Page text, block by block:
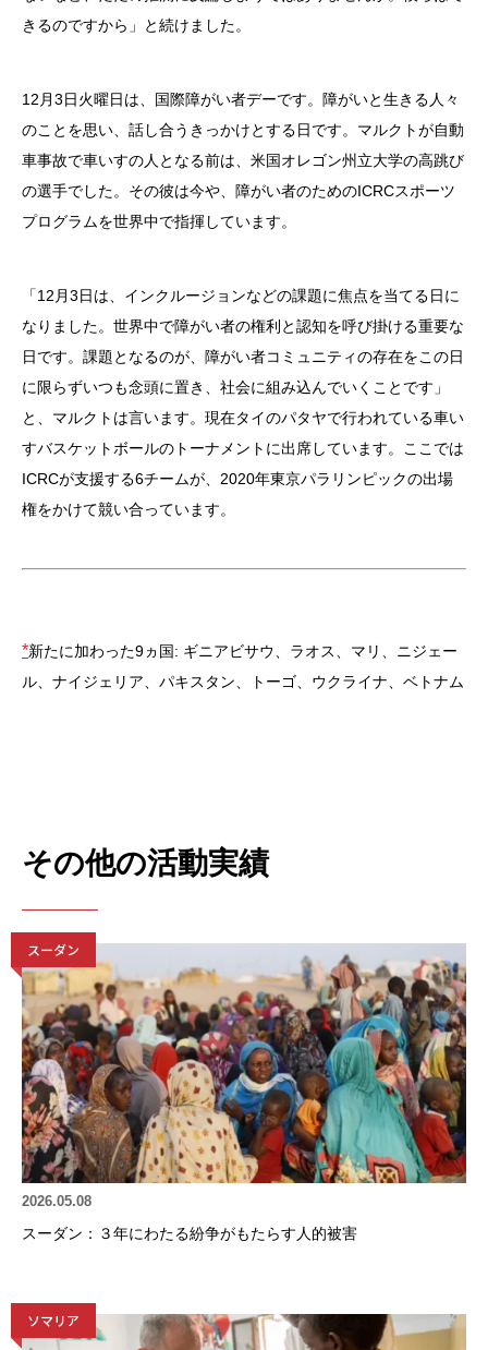
きるのですから」と続けました。
12月3日火曜日は、国際障がい者デーです。障がいと生きる人々
のことを思い、話し合うきっかけとする日です。マルクトが自動
車事故で車いすの人となる前は、米国オレゴン州立大学の高跳び
の選手でした。その彼は今や、障がい者のためのICRCスポーツ
プログラムを世界中で指揮しています。
「12月3日は、インクルージョンなどの課題に焦点を当てる日に
なりました。世界中で障がい者の権利と認知を呼び掛ける重要な
日です。課題となるのが、障がい者コミュニティの存在をこの日
に限らずいつも念頭に置き、社会に組み込んでいくことです」
と、マルクトは言います。現在タイのパタヤで行われている車い
すバスケットボールのトーナメントに出席しています。ここでは
ICRCが支援する6チームが、2020年東京パラリンピックの出場
権をかけて競い合っています。
*新たに加わった9ヵ国: ギニアビサウ、ラオス、マリ、ニジェー
ル、ナイジェリア、パキスタン、トーゴ、ウクライナ、ベトナム
その他の活動実績
スーダン
2026.05.08
スーダン：３年にわたる紛争がもたらす人的被害
ソマリア